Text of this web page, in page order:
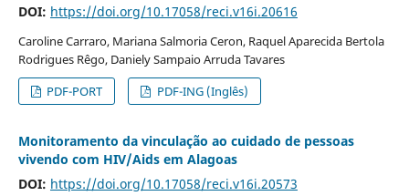
DOI: https://doi.org/10.17058/reci.v16i.20616
Caroline Carraro, Mariana Salmoria Ceron, Raquel Aparecida Bertola
Rodrigues Rêgo, Daniely Sampaio Arruda Tavares
PDF-PORT
PDF-ING (Inglês)
Monitoramento da vinculação ao cuidado de pessoas
vivendo com HIV/Aids em Alagoas
DOI: https://doi.org/10.17058/reci.v16i.20573